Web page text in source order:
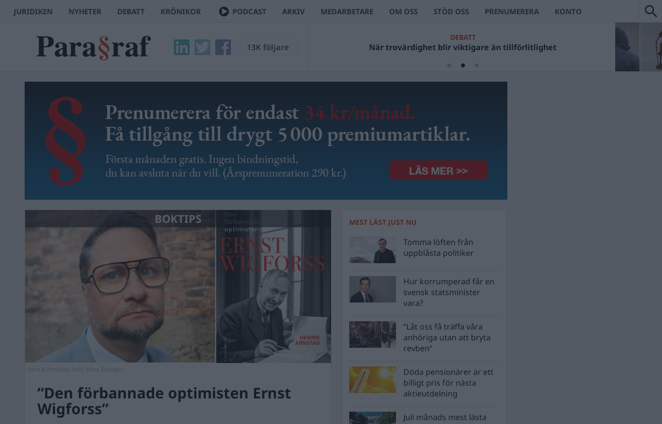
JURIDIKEN NYHETER DEBATT KRÖNIKOR PODCAST ARKIV MEDARBETARE OM OSS STÖD OSS PRENUMERERA KONTO
13K följare
DEBATT
När trovärdighet blir viktigare än tillförlitlighet
VECKANS VÄRSTA
Ingen kan väl ha missat Ulf Kristerssons fotosessioner?
BOKTIPS
”Den förbannade optimisten Ernst
Wigforss”
MEST LÄST JUST NU
Tomma löften från
uppblåsta politiker
Hur korrumperad får en
svensk statsminister
vara?
”Låt oss få träffa våra
anhöriga utan att bryta
revben”
Döda pensionärer är ett
billigt pris för nästa
aktieutdelning
Juli månads mest lästa